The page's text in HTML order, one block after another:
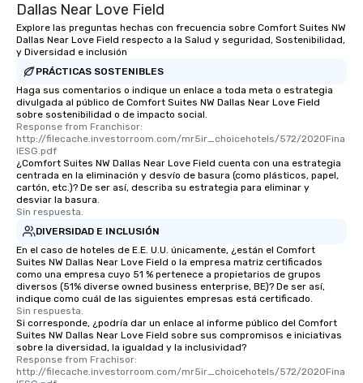
Dallas Near Love Field
Explore las preguntas hechas con frecuencia sobre Comfort Suites NW
Dallas Near Love Field respecto a la Salud y seguridad, Sostenibilidad,
y Diversidad e inclusión
PRÁCTICAS SOSTENIBLES
Haga sus comentarios o indique un enlace a toda meta o estrategia
divulgada al público de Comfort Suites NW Dallas Near Love Field
sobre sostenibilidad o de impacto social.
Response from Franchisor:
http://filecache.investorroom.com/mr5ir_choicehotels/572/2020Fina
lESG.pdf
¿Comfort Suites NW Dallas Near Love Field cuenta con una estrategia
centrada en la eliminación y desvío de basura (como plásticos, papel,
cartón, etc.)? De ser así, describa su estrategia para eliminar y
desviar la basura.
Sin respuesta.
DIVERSIDAD E INCLUSIÓN
En el caso de hoteles de E.E. U.U. únicamente, ¿están el Comfort
Suites NW Dallas Near Love Field o la empresa matriz certificados
como una empresa cuyo 51 % pertenece a propietarios de grupos
diversos (51% diverse owned business enterprise, BE)? De ser así,
indique como cuál de las siguientes empresas está certificado.
Sin respuesta.
Si corresponde, ¿podría dar un enlace al informe público del Comfort
Suites NW Dallas Near Love Field sobre sus compromisos e iniciativas
sobre la diversidad, la igualdad y la inclusividad?
Response from Frachisor:
http://filecache.investorroom.com/mr5ir_choicehotels/572/2020Fina